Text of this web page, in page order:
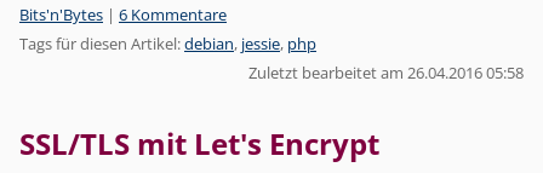
Kategorien:
Bits'n'Bytes | 6 Kommentare
Tags für diesen Artikel:debian, jessie, php
Zuletzt bearbeitet am 26.04.2016 05:58
SSL/TLS mit Let's Encrypt